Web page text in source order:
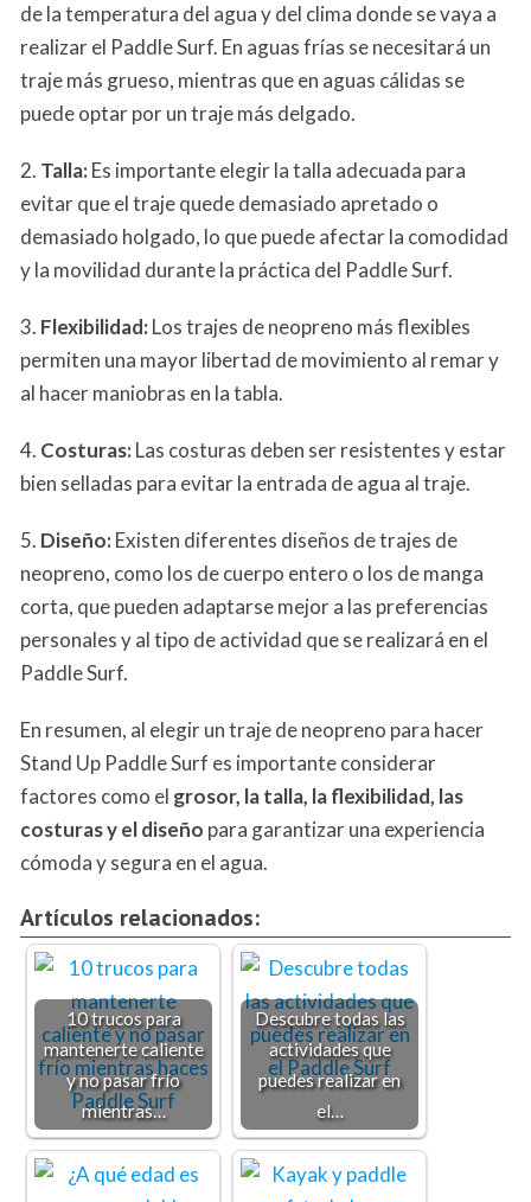
de la temperatura del agua y del clima donde se vaya a
realizar el Paddle Surf. En aguas frías se necesitará un
traje más grueso, mientras que en aguas cálidas se
puede optar por un traje más delgado.
2. Talla:Es importante elegir la talla adecuada para
evitar que el traje quede demasiado apretado o
demasiado holgado, lo que puede afectar la comodidad
y la movilidad durante la práctica del Paddle Surf.
3. Flexibilidad:Los trajes de neopreno más flexibles
permiten una mayor libertad de movimiento al remar y
al hacer maniobras en la tabla.
4. Costuras:Las costuras deben ser resistentes y estar
bien selladas para evitar la entrada de agua al traje.
5. Diseño:Existen diferentes diseños de trajes de
neopreno, como los de cuerpo entero o los de manga
corta, que pueden adaptarse mejor a las preferencias
personales y al tipo de actividad que se realizará en el
Paddle Surf.
En resumen, al elegir un traje de neopreno para hacer
Stand Up Paddle Surf es importante considerar
factores como el grosor, la talla, la flexibilidad, las
costuras y el diseño para garantizar una experiencia
cómoda y segura en el agua.
Artículos relacionados:
10 trucos para
mantenerte caliente
y no pasar frío
mientras…
Descubre todas las
actividades que
puedes realizar en
el…